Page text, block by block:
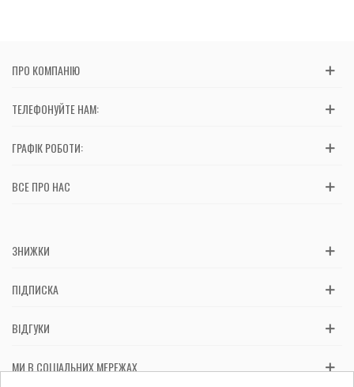
ПРО КОМПАНІЮ
ТЕЛЕФОНУЙТЕ НАМ:
ГРАФІК РОБОТИ:
ВСЕ ПРО НАС
ЗНИЖКИ
ПІДПИСКА
ВІДГУКИ
МИ В СОЦІАЛЬНИХ МЕРЕЖАХ